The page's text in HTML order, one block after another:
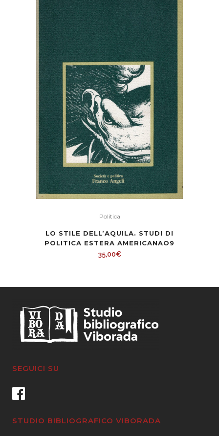
Politica
LO STILE DELL’AQUILA. STUDI DI
POLITICA ESTERA AMERICANAO9
35,00€
SEGUICI SU
STUDIO BIBLIOGRAFICO VIBORADA